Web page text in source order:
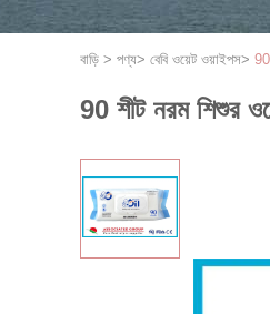
বাড়ি > পণ্য> বেবি ওয়েট ওয়াইপস> 90
90 শীট নরম শিশুর